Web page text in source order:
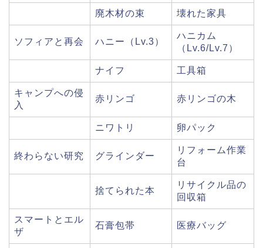
廃木材の束 壊れた家具
ソフィアと再会 ハニー（Lv.3）
ハニカム
（Lv.6/Lv.7）
ナイフ 工具箱
キャンプへの侵
入
赤リンゴ 赤リンゴの木
ニワトリ 卵パック
終わらない研究 グラインダー
リフォーム作業
台
捨てられた本
リサイクル品の
回収箱
スマートとエル
ザ
石膏包帯 医療バッグ